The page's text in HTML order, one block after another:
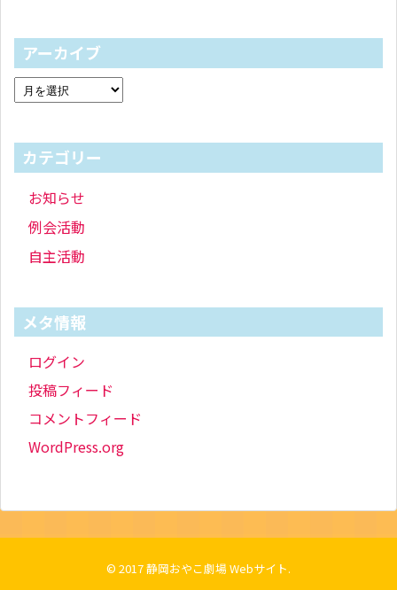
アーカイブ
カテゴリー
お知らせ
例会活動
自主活動
メタ情報
ログイン
投稿フィード
コメントフィード
WordPress.org
© 2017静岡おやこ劇場 Webサイト.